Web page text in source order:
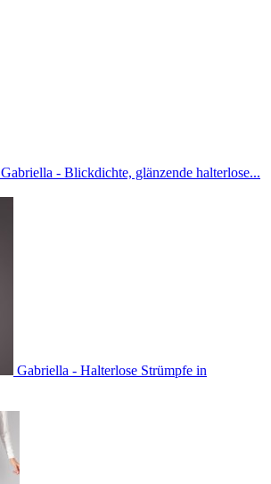
Gabriella - Blickdichte, glänzende halterlose...
Gabriella - Halterlose Strümpfe in